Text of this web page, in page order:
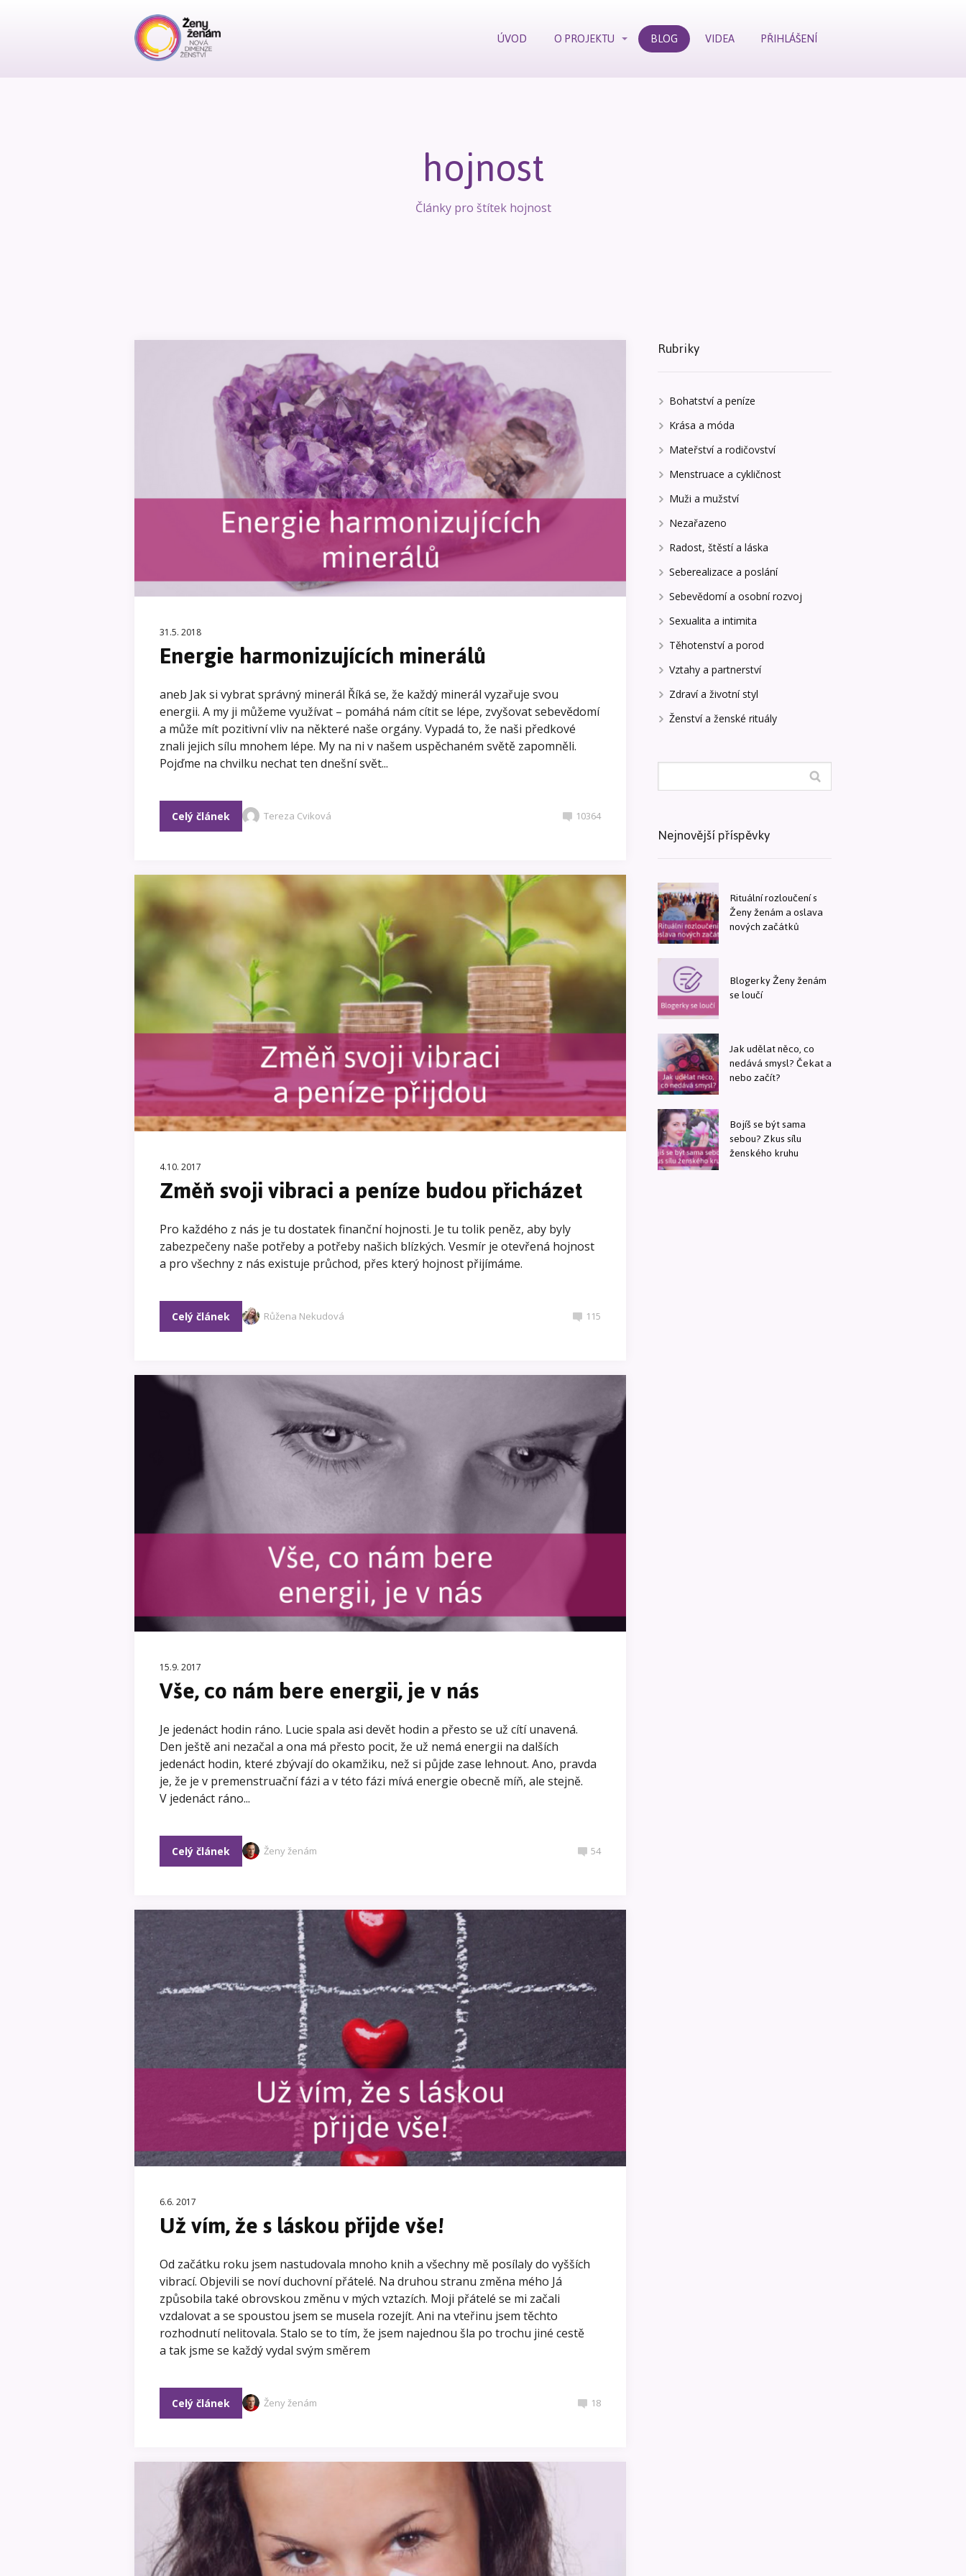
ÚVOD O PROJEKTU BLOG VIDEA PŘIHLÁŠENÍ
hojnost
Články pro štítek hojnost
31.5. 2018
Energie harmonizujících minerálů
aneb Jak si vybrat správný minerál Říká se, že každý minerál vyzařuje svou
energii. A my ji můžeme využívat – pomáhá nám cítit se lépe, zvyšovat sebevědomí
a může mít pozitivní vliv na některé naše orgány. Vypadá to, že naši předkové
znali jejich sílu mnohem lépe. My na ni v našem uspěchaném světě zapomněli.
Pojďme na chvilku nechat ten dnešní svět...
Celý článek Tereza Cviková 10364
4.10. 2017
Změň svoji vibraci a peníze budou přicházet
Pro každého z nás je tu dostatek finanční hojnosti. Je tu tolik peněz, aby byly
zabezpečeny naše potřeby a potřeby našich blízkých. Vesmír je otevřená hojnost
a pro všechny z nás existuje průchod, přes který hojnost přijímáme.
Celý článek Růžena Nekudová 115
15.9. 2017
Vše, co nám bere energii, je v nás
Je jedenáct hodin ráno. Lucie spala asi devět hodin a přesto se už cítí unavená.
Den ještě ani nezačal a ona má přesto pocit, že už nemá energii na dalších
jedenáct hodin, které zbývají do okamžiku, než si půjde zase lehnout. Ano, pravda
je, že je v premenstruační fázi a v této fázi mívá energie obecně míň, ale stejně.
V jedenáct ráno...
Celý článek Ženy ženám 54
6.6. 2017
Už vím, že s láskou přijde vše!
Od začátku roku jsem nastudovala mnoho knih a všechny mě posílaly do vyšších
vibrací. Objevili se noví duchovní přátelé. Na druhou stranu změna mého Já
způsobila také obrovskou změnu v mých vztazích. Moji přátelé se mi začali
vzdalovat a se spoustou jsem se musela rozejít. Ani na vteřinu jsem těchto
rozhodnutí nelitovala. Stalo se to tím, že jsem najednou šla po trochu jiné cestě
a tak jsme se každý vydal svým směrem
Celý článek Ženy ženám 18
Rubriky
Bohatství a peníze
Krása a móda
Mateřství a rodičovství
Menstruace a cykličnost
Muži a mužství
Nezařazeno
Radost, štěstí a láska
Seberealizace a poslání
Sebevědomí a osobní rozvoj
Sexualita a intimita
Těhotenství a porod
Vztahy a partnerství
Zdraví a životní styl
Ženství a ženské rituály
Nejnovější příspěvky
Rituální rozloučení s
Ženy ženám a oslava
nových začátků
Blogerky Ženy ženám
se loučí
Jak udělat něco, co
nedává smysl? Čekat a
nebo začít?
Bojíš se být sama
sebou? Zkus sílu
ženského kruhu